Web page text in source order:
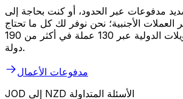
مدفوعات عبر الحدود، أو كنت بحاجة إلى
العملات الأجنبية؛ نحن نوفر لك كل ما تحتاج
إليه. قم بجدولة التحويلات الدولية عبر 130 عملة في أكثر من 190
دولة.
مدفوعات الأعمال
JOD إلى NZD الأسئلة المتداولة